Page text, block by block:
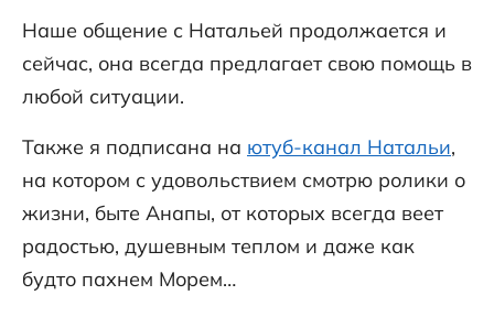
Наше общение с Натальей продолжается и
сейчас, она всегда предлагает свою помощь в
любой ситуации.
Также я подписана на ютуб-канал Натальи,
на котором с удовольствием смотрю ролики о
жизни, быте Анапы, от которых всегда веет
радостью, душевным теплом и даже как
будто пахнем Морем…